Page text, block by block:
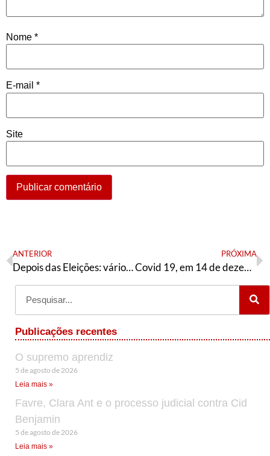
Nome *
E-mail *
Site
ANTERIOR
Depois das Eleições: vários caminhos a seguir
PRÓXIMA
Covid 19, em 14 de dezembro: Cuba 137 mortos; Brasil 182 mil mortos
Publicações recentes
O supremo aprendiz
5 de agosto de 2026
Leia mais »
Favre, Clara Ant e o processo judicial contra Cid
Benjamin
5 de agosto de 2026
Leia mais »